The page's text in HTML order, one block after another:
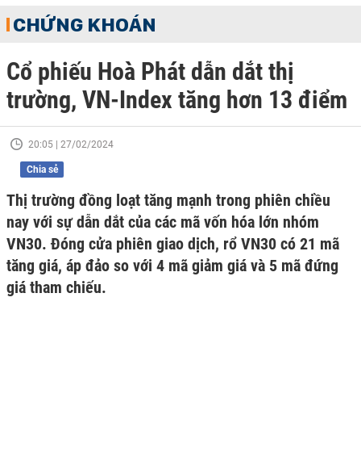
CHỨNG KHOÁN
Cổ phiếu Hoà Phát dẫn dắt thị
trường, VN-Index tăng hơn 13 điểm
20:05 | 27/02/2024
Chia sẻ
Thị trường đồng loạt tăng mạnh trong phiên chiều
nay với sự dẫn dắt của các mã vốn hóa lớn nhóm
VN30. Đóng cửa phiên giao dịch, rổ VN30 có 21 mã
tăng giá, áp đảo so với 4 mã giảm giá và 5 mã đứng
giá tham chiếu.